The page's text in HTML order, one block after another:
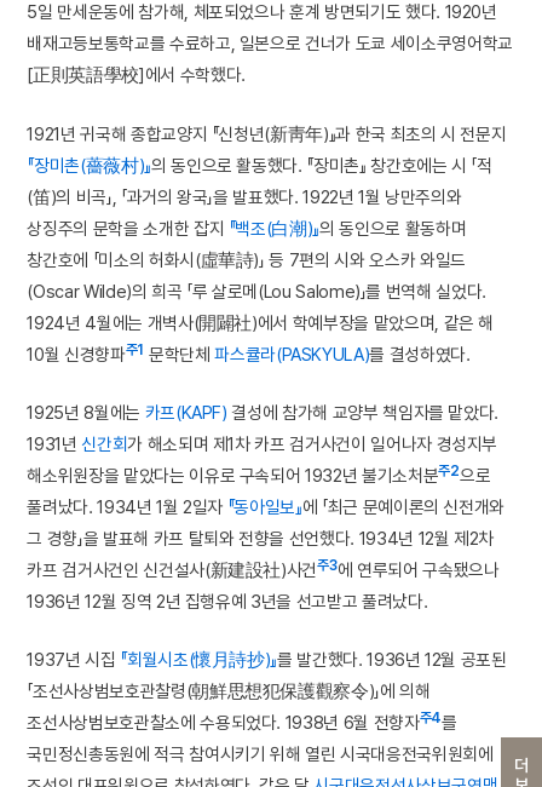
5일 만세운동에 참가해, 체포되었으나 훈계 방면되기도 했다. 1920년
배재고등보통학교를 수료하고, 일본으로 건너가 도쿄 세이소쿠영어학교
[正則英語學校]에서 수학했다.
1921년 귀국해 종합교양지 『신청년(新靑年)』과 한국 최초의 시 전문지
『장미촌(薔薇村)』의 동인으로 활동했다. 『장미촌』 창간호에는 시 「적
(笛)의 비곡」, 「과거의 왕국」을 발표했다. 1922년 1월 낭만주의와
상징주의 문학을 소개한 잡지 『백조(白潮)』의 동인으로 활동하며
창간호에 「미소의 허화시(虛華詩)」 등 7편의 시와 오스카 와일드
(Oscar Wilde)의 희곡 「루 살로메(Lou Salome)」를 번역해 실었다.
1924년 4월에는 개벽사(開闢社)에서 학예부장을 맡았으며, 같은 해
10월 신경향파주1 문학단체파스큘라(PASKYULA)를 결성하였다.
1925년 8월에는 카프(KAPF) 결성에 참가해 교양부 책임자를 맡았다.
1931년 신간회가 해소되며 제1차 카프 검거사건이 일어나자 경성지부
해소위원장을 맡았다는 이유로 구속되어 1932년 불기소처분주2으로
풀려났다. 1934년 1월 2일자 『동아일보』에 「최근 문예이론의 신전개와
그 경향」을 발표해 카프 탈퇴와 전향을 선언했다. 1934년 12월 제2차
카프 검거사건인 신건설사(新建設社)사건주3에 연루되어 구속됐으나
1936년 12월 징역 2년 집행유예 3년을 선고받고 풀려났다.
1937년 시집 『회월시초(懷月詩抄)』를 발간했다. 1936년 12월 공포된
「조선사상범보호관찰령(朝鮮思想犯保護觀察令)」에 의해
조선사상범보호관찰소에 수용되었다. 1938년 6월 전향자주4를
국민정신총동원에 적극 참여시키기 위해 열린 시국대응전국위원회에